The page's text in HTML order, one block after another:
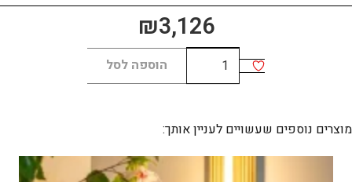
₪3,126
כמות
של
הוספה לסל
מוצרים נוספים שעשויים לעניין אותך: